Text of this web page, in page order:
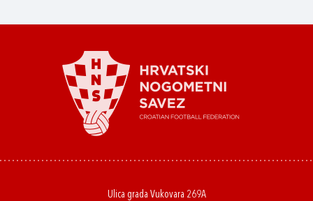
Ulica grada Vukovara 269A